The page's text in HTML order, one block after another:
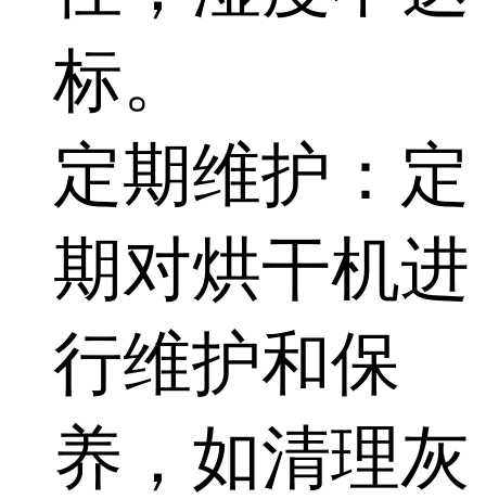
标。
定期维护：定
期对烘干机进
行维护和保
养，如清理灰